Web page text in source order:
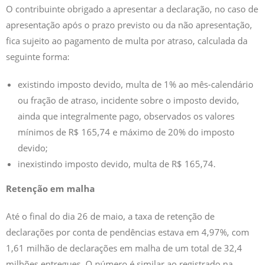
O contribuinte obrigado a apresentar a declaração, no caso de
apresentação após o prazo previsto ou da não apresentação,
fica sujeito ao pagamento de multa por atraso, calculada da
seguinte forma:
existindo imposto devido, multa de 1% ao mês-calendário
ou fração de atraso, incidente sobre o imposto devido,
ainda que integralmente pago, observados os valores
mínimos de R$ 165,74 e máximo de 20% do imposto
devido;
inexistindo imposto devido, multa de R$ 165,74.
Retenção em malha
Até o final do dia 26 de maio, a taxa de retenção de
declarações por conta de pendências estava em 4,97%, com
1,61 milhão de declarações em malha de um total de 32,4